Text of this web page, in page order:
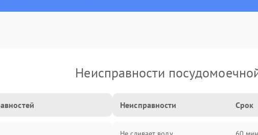
Неисправности
Неисправности Срок